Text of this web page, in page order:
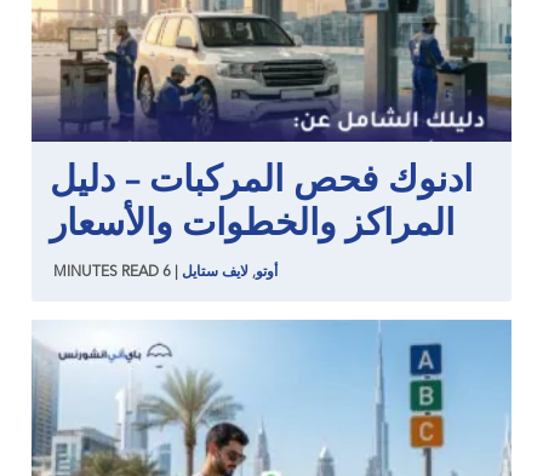
ادنوك فحص المركبات – دليل
المراكز والخطوات والأسعار
أوتو, لايف ستايل 6
MINUTES READ